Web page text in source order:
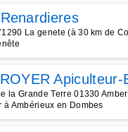
La genete (à 30 km de
Apiculteur-
la Grande Terre 01330
à Ambérieux en Dombes